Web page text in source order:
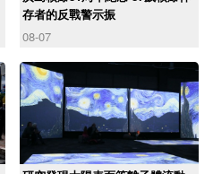
存者的反戰警示振
08-07